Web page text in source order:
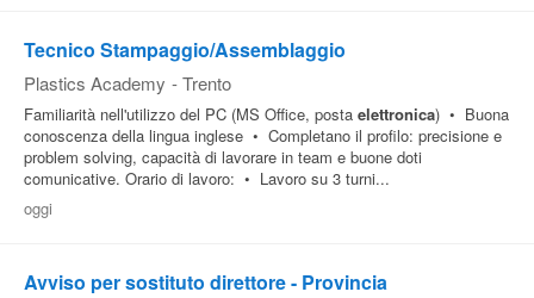
Tecnico Stampaggio/Assemblaggio
Plastics Academy - Trento
Familiarità nell'utilizzo del PC (MS Office, posta elettronica) • Buona
conoscenza della lingua inglese • Completano il profilo: precisione e
problem solving, capacità di lavorare in team e buone doti
comunicative. Orario di lavoro: • Lavoro su 3 turni...
oggi
Avviso per sostituto direttore - Provincia